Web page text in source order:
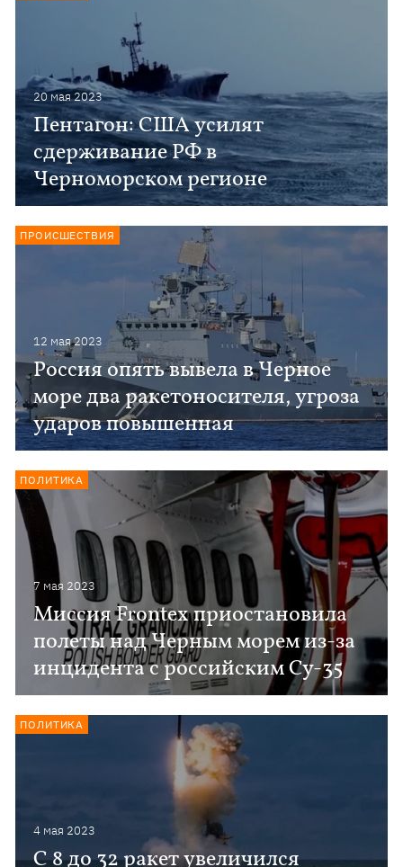
20 мая 2023
Пентагон: США усилят
сдерживание РФ в
Черноморском регионе
12 мая 2023
Россия опять вывела в Черное
море два ракетоносителя, угроза
ударов повышенная
ПРОИСШЕСТВИЯ
7 мая 2023
Миссия Frontex приостановила
полеты над Черным морем из-за
инцидента с российским Су-35
ПОЛИТИКА
4 мая 2023
С 8 до 32 ракет увеличился
ПОЛИТИКА